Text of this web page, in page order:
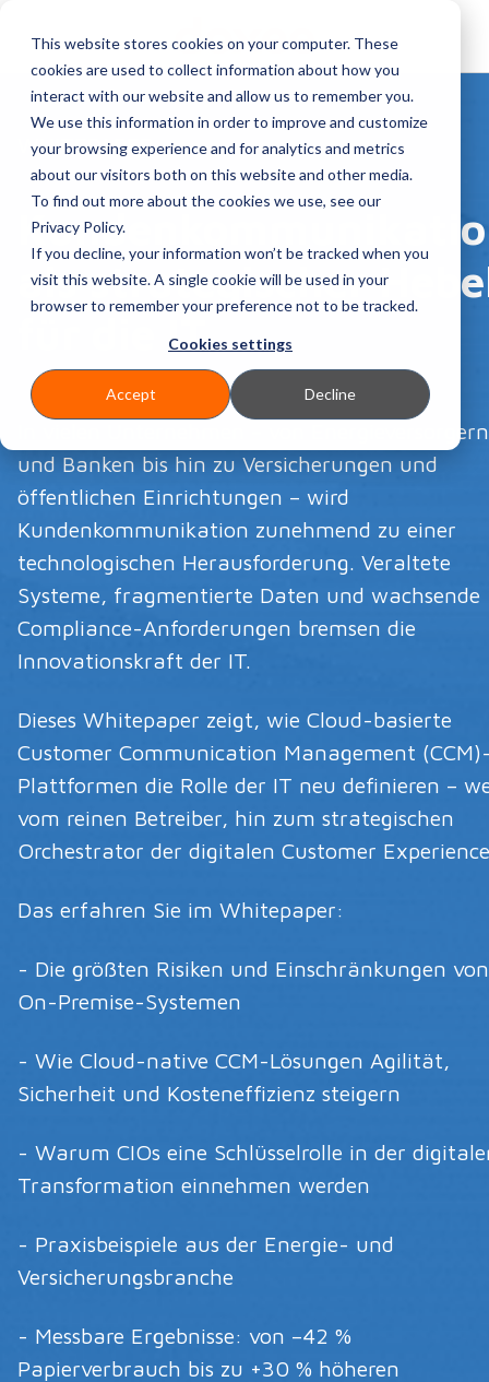
This website stores cookies on your computer. These
cookies are used to collect information about how you
interact with our website and allow us to remember you.
We use this information in order to improve and customize
your browsing experience and for analytics and metrics
about our visitors both on this website and other media.
To find out more about the cookies we use, see our
Privacy Policy.
If you decline, your information won’t be tracked when you
visit this website. A single cookie will be used in your
browser to remember your preference not to be tracked.
Cookies settings
Accept Decline
WHITEPAPER
als strategischer
für die IT
In vielen Unternehmen – von Energieversorgern
und Banken bis hin zu Versicherungen und
öffentlichen Einrichtungen – wird
Kundenkommunikation zunehmend zu einer
technologischen Herausforderung. Veraltete
Systeme, fragmentierte Daten und wachsende
Compliance-Anforderungen bremsen die
Innovationskraft der IT.
Dieses Whitepaper zeigt, wie Cloud-basierte
Customer Communication Management
Plattformen die Rolle der IT neu definieren –
vom reinen Betreiber, hin zum strategischen
Orchestrator der digitalen Customer
Das erfahren Sie im Whitepaper:
- Die größten Risiken und Einschränkungen von
On-Premise-Systemen
- Wie Cloud-native CCM-Lösungen Agilität,
Sicherheit und Kosteneffizienz steigern
- Warum CIOs eine Schlüsselrolle in der
Transformation einnehmen werden
- Praxisbeispiele aus der Energie- und
Versicherungsbranche
- Messbare Ergebnisse: von –42 %
Papierverbrauch bis zu +30 % höheren